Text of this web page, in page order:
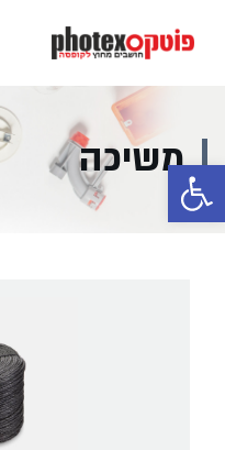
פתח סרגל נגישות
משיכה